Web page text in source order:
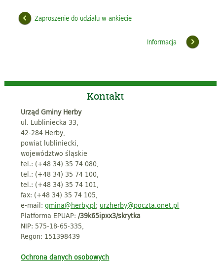
Zaproszenie do udziału w ankiecie
Informacja
Kontakt
Urząd Gminy Herby
ul. Lubliniecka 33,
42-284 Herby,
powiat lubliniecki,
województwo śląskie
tel.: (+48 34) 35 74 080,
tel.: (+48 34) 35 74 100,
tel.: (+48 34) 35 74 101,
fax: (+48 34) 35 74 105,
e-mail:gmina@herby.pl; urzherby@poczta.onet.pl
Platforma EPUAP:/39k65ipxx3/skrytka
NIP: 575-18-65-335,
Regon: 151398439
Ochrona danych osobowych